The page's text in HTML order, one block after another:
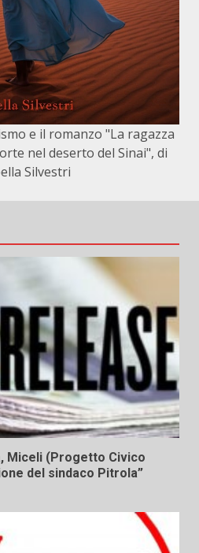
e il romanzo "La ragazza
nel deserto del Sinai", di
Silvestri
Miceli (Progetto Civico
del sindaco Pitrola”